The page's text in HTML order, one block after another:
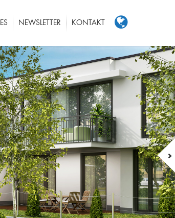
NEWSLETTER KONTAKT